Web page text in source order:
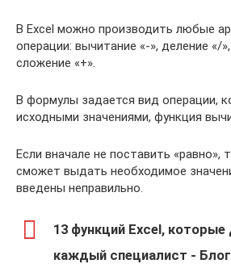
В Excel можно производить любые
операции: вычитание «-», деление «/
сложение «+».
В формулы задается вид операции,
исходными значениями, функция
Если вначале не поставить «равно»,
сможет выдать необходимое
введены неправильно.
13 функций Excel,
каждый специалист -